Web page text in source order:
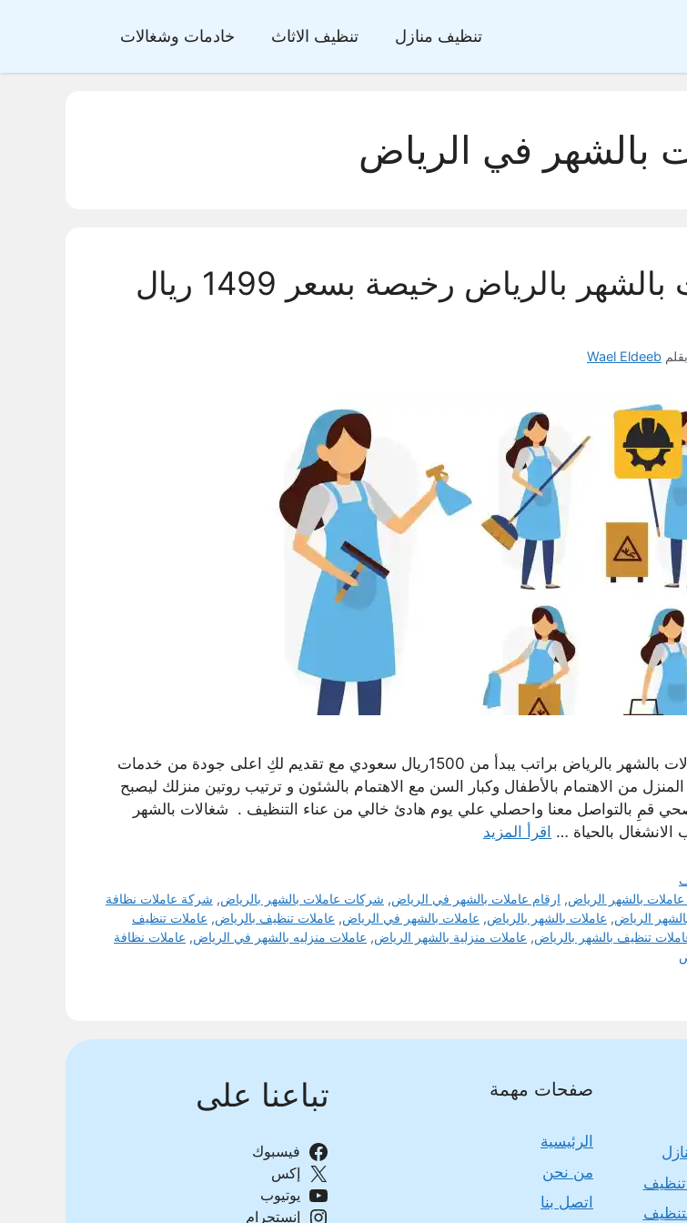
تنظيف منازل تنظيف الاثاث خادمات وشغالات
بالشهر في الرياض
شغالات بالشهر بالرياض رخيصة بسعر 1499 ريال
بقلم Wael Eldeeb
نقدم لكم شغالات بالشهر بالرياض براتب يبدأ من 1500ريال سعودي مع تقديم لكِ اعلى جودة من خدمات
من الاهتمام بالأطفال وكبار السن مع الاهتمام بالشئون و ترتيب روتين منزلك ليصبح
قمِ بالتواصل معنا واحصلي علي يوم هادئ خالي من عناء التنظيف . شغالات بالشهر
بالحياة … اقرأ المزيد
بالشهر الرياض, ارقام عاملات بالشهر في الرياض, شركات عاملات بالشهر بالرياض, شركة عاملات نظافة
الرياض, عاملات بالشهر بالرياض, عاملات بالشهر في الرياض, عاملات تنظيف بالرياض, عاملات تنظيف
تنظيف بالشهر بالرياض, عاملات منزلية بالشهر الرياض, عاملات منزليه بالشهر في الرياض, عاملات نظافة
صفحات مهمة
الرئيسية
من نحن
اتصل بنا
تباعنا على
فيسبوك
إكس
يوتيوب
إنستجرام